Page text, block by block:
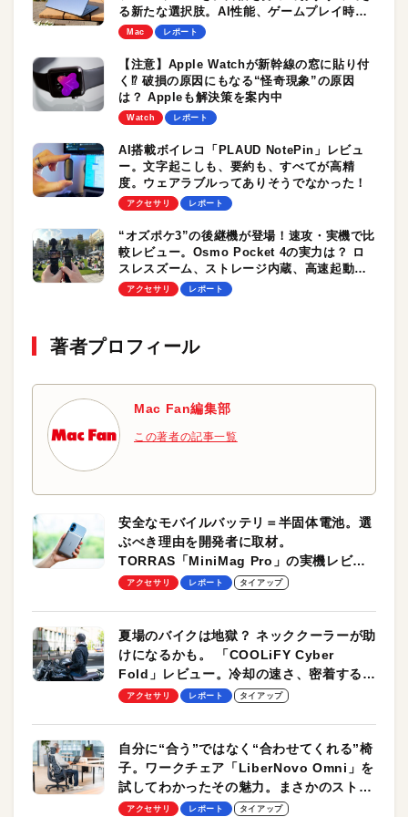
る新たな選択肢。AI性能、ゲームプレイ時の
パフォーマンスもチェック！
Mac レポート
【注意】Apple Watchが新幹線の窓に貼り付
く⁉︎ 破損の原因にもなる“怪奇現象”の原因
は？ Appleも解決策を案内中
Watch レポート
AI搭載ボイレコ「PLAUD NotePin」レビュ
ー。文字起こしも、要約も、すべてが高精
度。ウェアラブルってありそうでなかった！
アクセサリ レポート
“オズポケ3”の後継機が登場！速攻・実機で比
較レビュー。Osmo Pocket 4の実力は？ ロ
スレスズーム、ストレージ内蔵、高速起動は
大きな魅力
アクセサリ レポート
著者プロフィール
Mac Fan編集部
この著者の記事一覧
安全なモバイルバッテリ＝半固体電池。選
ぶべき理由を開発者に取材。
TORRAS「MiniMag Pro」の実機レビュ
ーも
アクセサリ レポート タイアップ
夏場のバイクは地獄？ ネッククーラーが助
けになるかも。 「COOLiFY Cyber
Fold」レビュー。冷却の速さ、密着する冷
却プレート、シンプルな操作性がグッド！
アクセサリ レポート タイアップ
自分に“合う”ではなく“合わせてくれる”椅
子。ワークチェア「LiberNovo Omni」を
試してわかったその魅力。まさかのストレ
ッチ機能も搭載
アクセサリ レポート タイアップ